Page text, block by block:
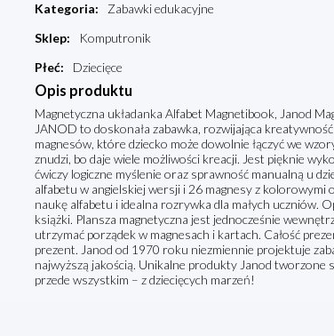
Kategoria:
Zabawki edukacyjne
Sklep:
Komputronik
Płeć: Dziecięce
Opis produktu
Magnetyczna układanka Alfabet Magnetibook, Janod
JANOD to doskonała zabawka, rozwijająca
magnesów, które dziecko może dowolnie łączyć we
znudzi, bo daje wiele możliwości kreacji. Jest pięknie
ćwiczy logiczne myślenie oraz sprawność manualną u
alfabetu w angielskiej wersji i 26 magnesy z kolorowymi
naukę alfabetu i idealna rozrywka dla małych uczniów.
książki. Plansza magnetyczna jest jednocześnie
utrzymać porządek w magnesach i kartach. Całość
prezent. Janod od 1970 roku niezmiennie projektuje
najwyższą jakością. Unikalne produkty Janod tworzone
przede wszystkim – z dziecięcych marzeń!